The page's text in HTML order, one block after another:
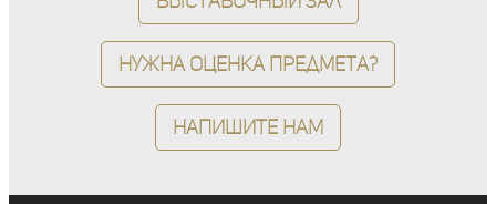
Нужна оценка предмета?
Напишите нам